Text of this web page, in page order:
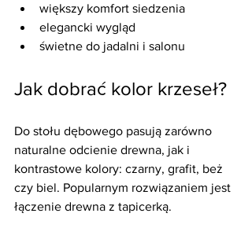
większy komfort siedzenia
elegancki wygląd
świetne do jadalni i salonu
Jak dobrać kolor krzeseł?
Do stołu dębowego pasują zarówno
naturalne odcienie drewna, jak i
kontrastowe kolory: czarny, grafit, beż
czy biel. Popularnym rozwiązaniem jest
łączenie drewna z tapicerką.